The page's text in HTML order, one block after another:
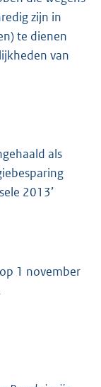
zijn in
te dienen
van
als
2013’
1 november